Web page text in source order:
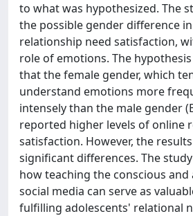
to what was hypothesized. The
the possible gender difference
relationship need satisfaction,
role of emotions. The
that the female gender, which
understand emotions more
intensely than the male gender
reported higher levels of online
satisfaction. However, the
significant differences. The
how teaching the conscious
social media can serve as
fulfilling adolescents' relational